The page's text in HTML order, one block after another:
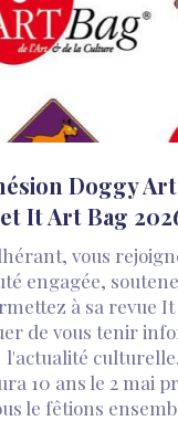
Doggy
et It Art Bag
vous
engagée,
à sa revue
de vous tenir
l'actualité culturelle.
10 ans le 2 mai
le fêtions